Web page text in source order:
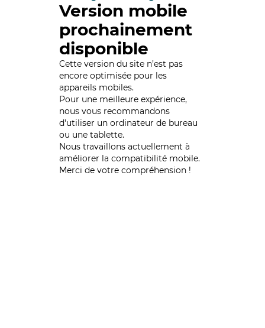
Version mobile
prochainement
disponible
Cette version du site n’est pas
encore optimisée pour les
appareils mobiles.
Pour une meilleure expérience,
nous vous recommandons
d'utiliser un ordinateur de bureau
ou une tablette.
Nous travaillons actuellement à
améliorer la compatibilité mobile.
Merci de votre compréhension !